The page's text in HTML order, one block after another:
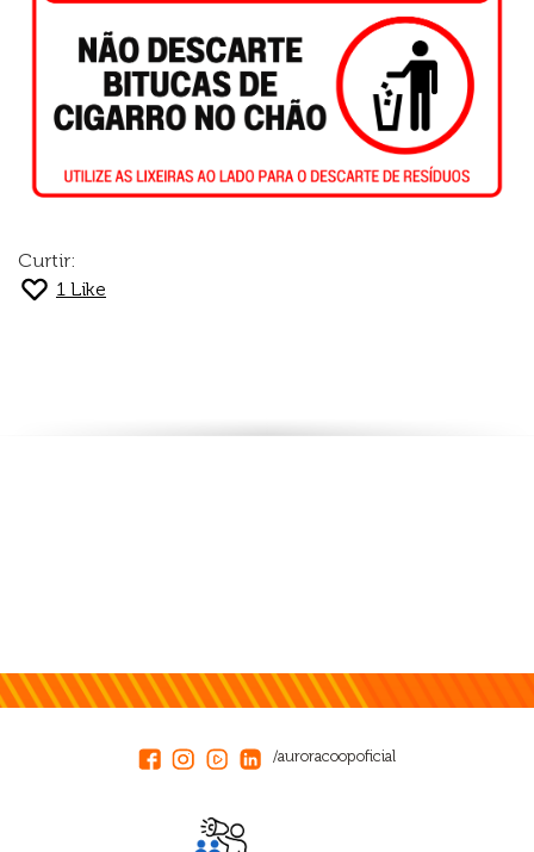
Curtir:
1 Like
/auroracoopoficial